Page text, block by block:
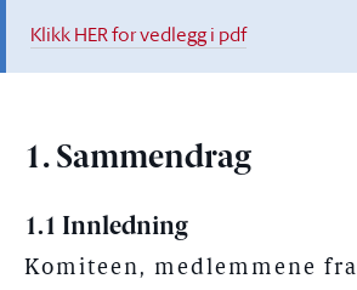
Klikk HER for vedlegg i pdf
1. Sammendrag
1.1 Innledning
Komiteen, medlemmene fra